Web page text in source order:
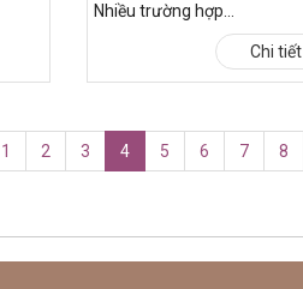
Nhiều trường hợp...
Chi tiết
1 2 3 4 5 6 7 8